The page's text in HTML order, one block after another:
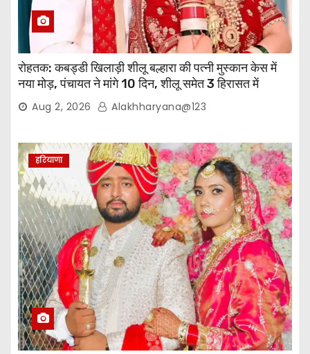
रोहतक: कबड्डी खिलाड़ी शीलू बल्हारा की पत्नी मुस्कान केस में
नया मोड़, पंचायत ने मांगे 10 दिन, शीलू समेत 3 हिरासत में
Aug 2, 2026 Alakhharyana@123
हरियाणा